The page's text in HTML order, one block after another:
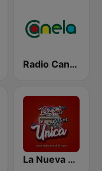
Radio Canela Guayas
La Nueva Unica 94.5 FM